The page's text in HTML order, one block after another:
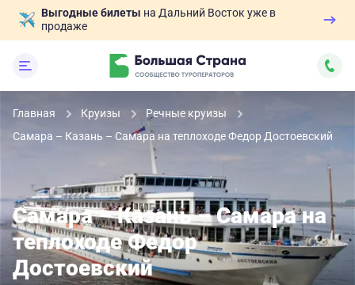
Выгодные билеты на Дальний Восток уже в
продаже
Главная Круизы
Речные круизы
Самара – Казань – Самара на теплоходе Федор Достоевский
Самара – Казань – Самара на
теплоходе Федор
Достоевский